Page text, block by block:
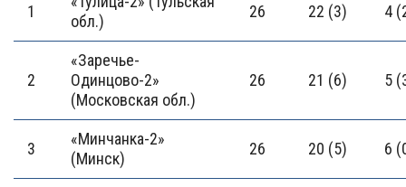
1
обл.)
26 22 (3) 4
2
«Заречье-
Одинцово-2»
(Московская обл.)
26 21 (6) 5
3
«Минчанка-2»
(Минск)
26 20 (5) 6